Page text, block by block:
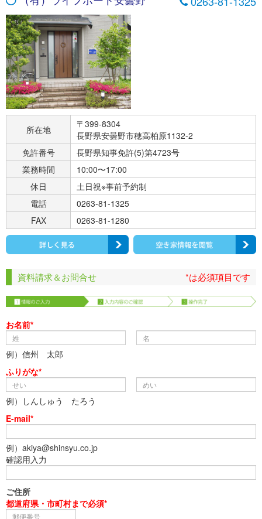
所在地
〒399-8304
長野県安曇野市穂高柏原1132-2
免許番号
長野県知事免許(5)第4723号
業務時間
10:00〜17:00
休日
土日祝※事前予約制
電話
0263-81-1325
FAX
0263-81-1280
資料請求＆お問合せ *は必須項目です
お名前*
例）信州 太郎
ふりがな*
例）しんしゅう たろう
E-mail*
例）akiya@shinsyu.co.jp
確認用入力
ご住所
都道府県・市町村まで必須*